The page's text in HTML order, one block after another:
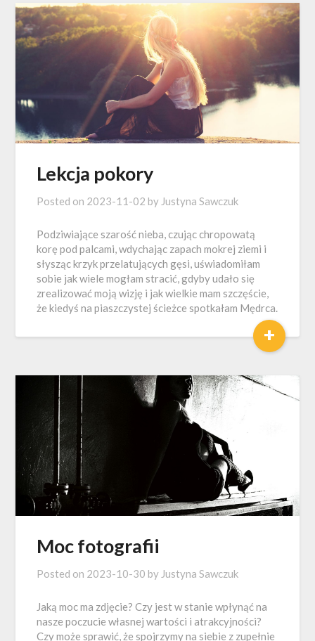
Lekcja pokory
Posted on 2023-11-02 by Justyna Sawczuk
Podziwiające szarość nieba, czując chropowatą
korę pod palcami, wdychając zapach mokrej ziemi i
słysząc krzyk przelatujących gęsi, uświadomiłam
sobie jak wiele mogłam stracić, gdyby udało się
zrealizować moją wizję i jak wielkie mam szczęście,
że kiedyś na piaszczystej ścieżce spotkałam Mędrca.
+
Moc fotografii
Posted on 2023-10-30 by Justyna Sawczuk
Jaką moc ma zdjęcie? Czy jest w stanie wpłynąć na
nasze poczucie własnej wartości i atrakcyjności?
Czy może sprawić, że spojrzymy na siebie z zupełnie